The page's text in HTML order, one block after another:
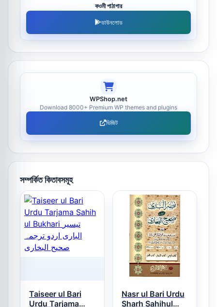
কওমী পাঠাগার
ডাউনলোড
WPShop.net
Download 8000+ Premium WP themes and plugins
ভিজিট
সম্পর্কিত কিতাবসমূহ
Taiseer ul Bari
Urdu Tarjama
Nasr ul Bari Urdu
Sharh Sahihul